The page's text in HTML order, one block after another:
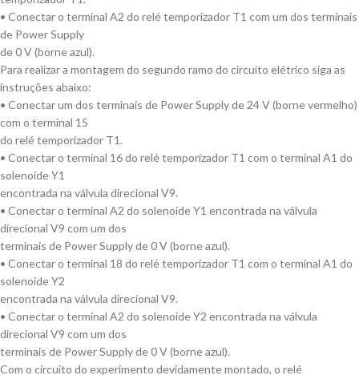
• Conectar o terminal A2 do relé temporizador T1 com um dos terminais
de Power Supply
de 0 V (borne azul).
Para realizar a montagem do segundo ramo do circuito elétrico siga as
instruções abaixo:
• Conectar um dos terminais de Power Supply de 24 V (borne vermelho)
com o terminal 15
do relé temporizador T1.
• Conectar o terminal 16 do relé temporizador T1 com o terminal A1 do
solenoide Y1
encontrada na válvula direcional V9.
• Conectar o terminal A2 do solenoide Y1 encontrada na válvula
direcional V9 com um dos
terminais de Power Supply de 0 V (borne azul).
• Conectar o terminal 18 do relé temporizador T1 com o terminal A1 do
solenoide Y2
encontrada na válvula direcional V9.
• Conectar o terminal A2 do solenoide Y2 encontrada na válvula
direcional V9 com um dos
terminais de Power Supply de 0 V (borne azul).
Com o circuito do experimento devidamente montado, o relé